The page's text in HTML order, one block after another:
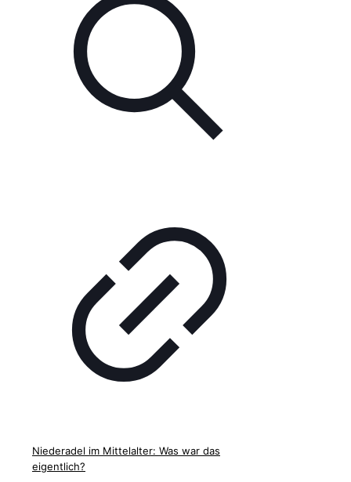
Niederadel im Mittelalter: Was war das
eigentlich?